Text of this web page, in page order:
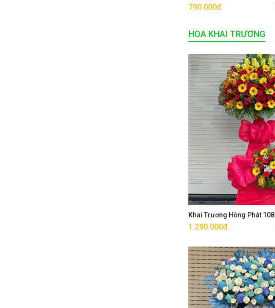
790.000đ
HOA KHAI TRƯƠNG
Khai Trương Hồng Phát 108
1.290.000đ
Mua ngay